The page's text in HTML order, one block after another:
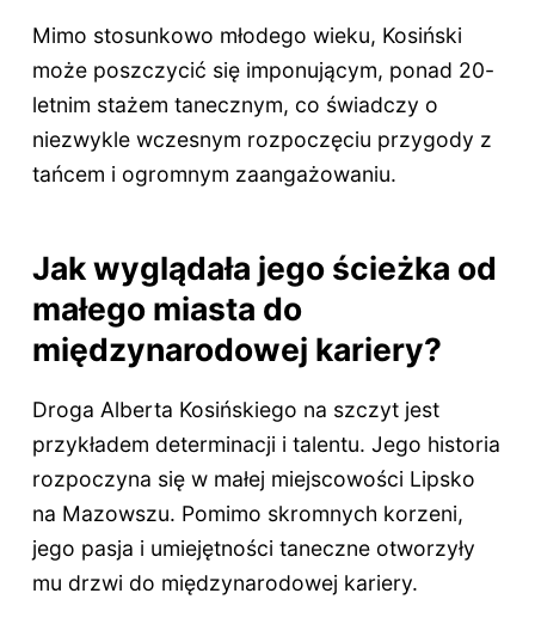
Mimo stosunkowo młodego wieku, Kosiński
może poszczycić się imponującym, ponad 20-
letnim stażem tanecznym, co świadczy o
niezwykle wczesnym rozpoczęciu przygody z
tańcem i ogromnym zaangażowaniu.
Jak wyglądała jego ścieżka od
małego miasta do
międzynarodowej kariery?
Droga Alberta Kosińskiego na szczyt jest
przykładem determinacji i talentu. Jego historia
rozpoczyna się w małej miejscowości Lipsko
na Mazowszu. Pomimo skromnych korzeni,
jego pasja i umiejętności taneczne otworzyły
mu drzwi do międzynarodowej kariery.